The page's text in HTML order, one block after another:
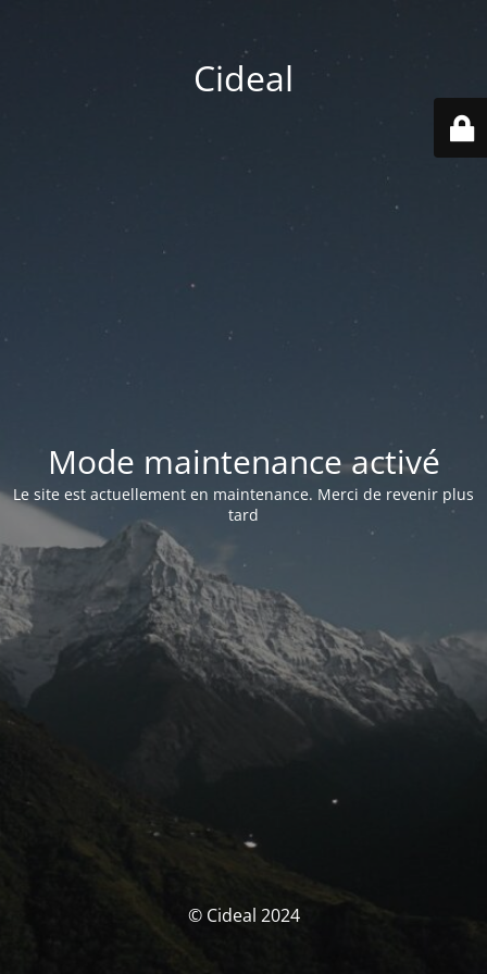
Cideal
Mode maintenance activé
Le site est actuellement en maintenance. Merci de revenir plus
tard
© Cideal 2024